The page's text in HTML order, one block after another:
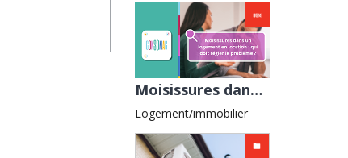
Moisissures dans un logement en location : qui doit régler le problème ? avec la CGL
Logement/immobilier